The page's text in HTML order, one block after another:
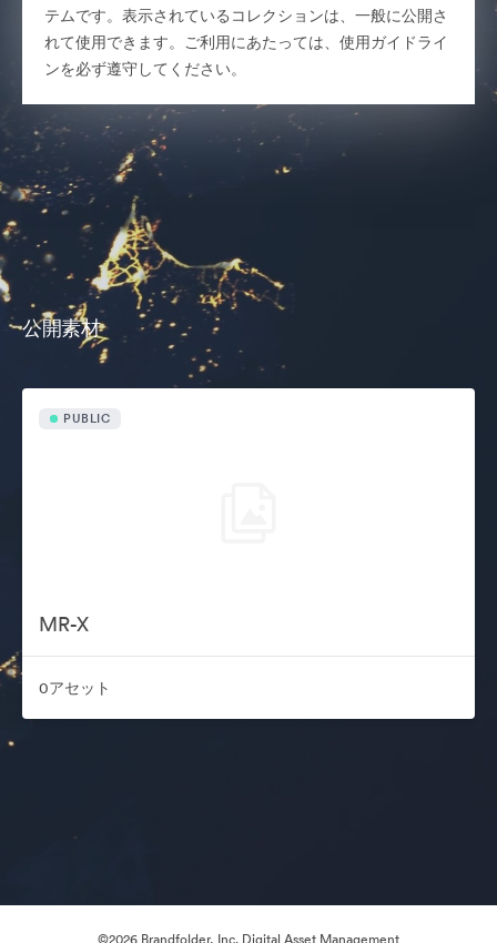
テムです。表示されているコレクションは、一般に公開さ
れて使用できます。ご利用にあたっては、使用ガイドライ
ンを必ず遵守してください。
公開素材
PUBLIC
MR-X
0アセット
©2026 Brandfolder, Inc. Digital Asset Management